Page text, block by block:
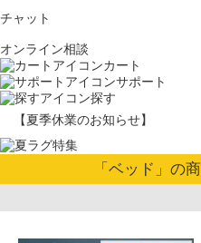
チャット
オンライン相談
カート
サポート
探す
【夏季休業のお知らせ】
「 ベッド 」の